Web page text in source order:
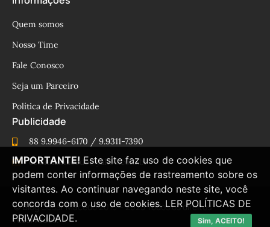
Quem somos
Nosso Time
Fale Conosco
Seja um Parceiro
Política de Privacidade
Publicidade
88 9.9946-6170 / 9.9311-7390
cesinhamacedo@yahoo.com.br
© Blog César Macêdo 2015 – 2025 Todos os direitos
reservados.
IMPORTANTE! Este site faz uso de cookies que
podem conter informações de rastreamento sobre os
visitantes. Ao continuar navegando neste site, você
concorda com o uso de cookies. LER POLÍTICAS DE
PRIVACIDADE.
Sim, ACEITO!